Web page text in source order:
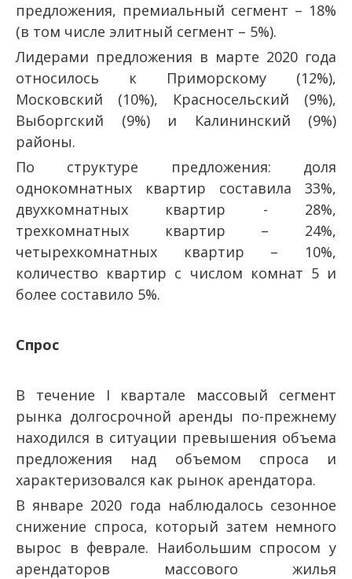
предложения, премиальный сегмент – 18%
(в том числе элитный сегмент – 5%).
Лидерами предложения в марте 2020 года
относилось к Приморскому (12%),
Московский (10%), Красносельский (9%),
Выборгский (9%) и Калининский (9%)
районы.
По структуре предложения: доля
однокомнатных квартир составила 33%,
двухкомнатных квартир - 28%,
трехкомнатных квартир – 24%,
четырехкомнатных квартир – 10%,
количество квартир с числом комнат 5 и
более составило 5%.
Спрос
В течение I квартале массовый сегмент
рынка долгосрочной аренды по-прежнему
находился в ситуации превышения объема
предложения над объемом спроса и
характеризовался как рынок арендатора.
В январе 2020 года наблюдалось сезонное
снижение спроса, который затем немного
вырос в феврале. Наибольшим спросом у
арендаторов массового жилья